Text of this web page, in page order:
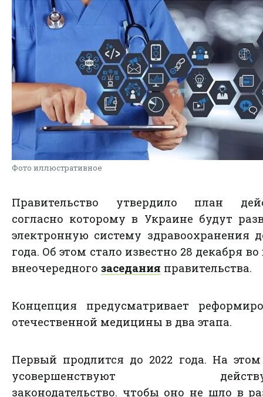
Фото иллюстративное
Правительство утвердило план
согласно которому в Украине будут
электронную систему здравоохранения
года. Об этом стало известно 28 декабря
внеочередного заседания правительства.
Концепция предусматривает
отечественной медицины в два этапа.
Первый продлится до 2022 года. На этом
усовершенствуют
законодательство. чтобы оно не шло в